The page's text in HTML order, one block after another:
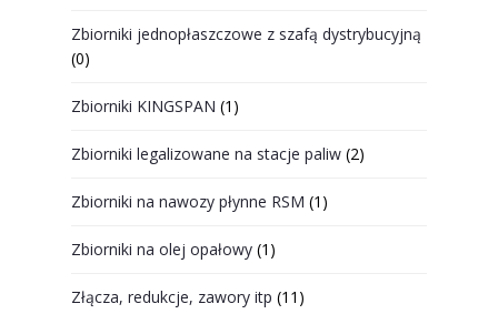
Zbiorniki jednopłaszczowe z szafą dystrybucyjną
(0)
Zbiorniki KINGSPAN (1)
Zbiorniki legalizowane na stacje paliw (2)
Zbiorniki na nawozy płynne RSM (1)
Zbiorniki na olej opałowy (1)
Złącza, redukcje, zawory itp (11)